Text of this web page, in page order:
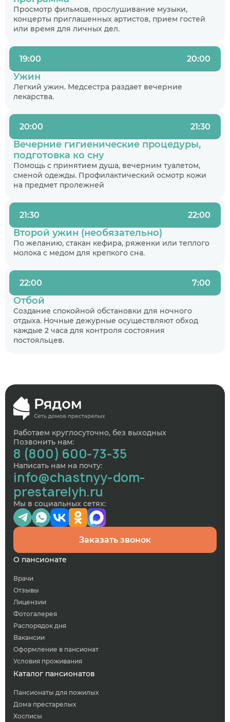
Просмотр фильмов, прослушивание музыки,
концерты приглашенных артистов, прием гостей
или время для личных дел.
19:00 20:00
Ужин
Легкий ужин. Медсестра раздает вечерние
лекарства.
20:00 21:30
Вечерние гигиенические процедуры,
подготовка ко сну
Помощь с принятием душа, вечерним туалетом,
сменой одежды. Профилактический осмотр кожи
на предмет пролежней
21:30 22:00
Второй ужин (необязательно)
По желанию, стакан кефира, ряженки или теплого
молока с медом для крепкого сна.
22:00 7:00
Отбой
Создание спокойной обстановки для ночного
отдыха. Ночные дежурные осуществляют обход
каждые 2 часа для контроля состояния
постояльцев.
Работаем круглосуточно, без выходных
Позвонить нам:
8 (800) 600-73-35
Написать нам на почту:
info@chastnyy-dom-
prestarelyh.ru
Мы в социальных сетях:
Заказать звонок
О пансионате
Врачи
Отзывы
Лицензии
Фотогалерея
Распорядок дня
Вакансии
Оформление в пансионат
Условия проживания
Каталог пансионатов
Пансионаты для пожилых
Дома престарелых
Хосписы
Когда планируете размещение в
пансионате?
Узнаю информацию на будущее
Следующий вопрос
01/07
Нажимая кнопку я соглашаюсь
конфиденциальностии пользовательским
соглашением
Нажимая кнопку я соглашаюсьс политикой
конфиденциальности
соглашением
Перезвоните мне
Нажимая кнопку я соглашаюсь
конфиденциальностии пользовательским
соглашением
Нажимая кнопку я соглашаюсь
конфиденциальностии пользовательским
соглашением